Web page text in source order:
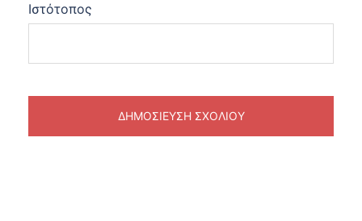
Ιστότοπος